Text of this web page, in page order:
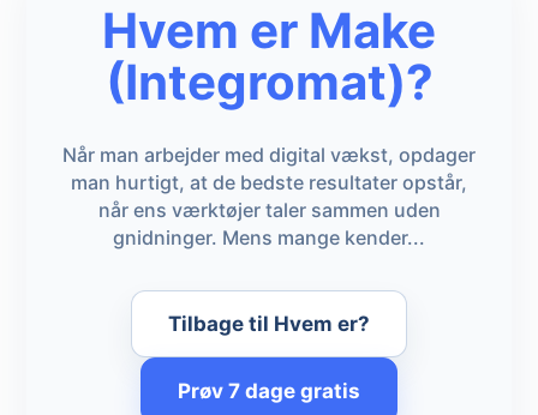
Hvem er Make
(Integromat)?
Når man arbejder med digital vækst, opdager
man hurtigt, at de bedste resultater opstår,
når ens værktøjer taler sammen uden
gnidninger. Mens mange kender...
Tilbage til Hvem er?
Prøv 7 dage gratis